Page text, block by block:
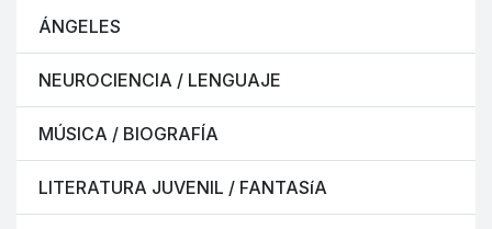
ÁNGELES
NEUROCIENCIA / LENGUAJE
MÚSICA / BIOGRAFÍA
LITERATURA JUVENIL / FANTASíA